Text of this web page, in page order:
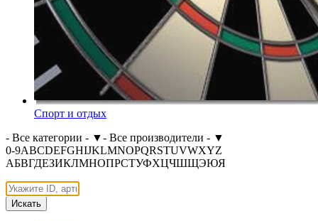
Спорт и отдых
- Все категории - ▼- Все производители - ▼
0-9ABCDEFGHIJKLMNOPQRSTUVWXYZ
АБВГДЕЗИКЛМНОПРСТУФХЦЧШЩЭЮЯ
Искать